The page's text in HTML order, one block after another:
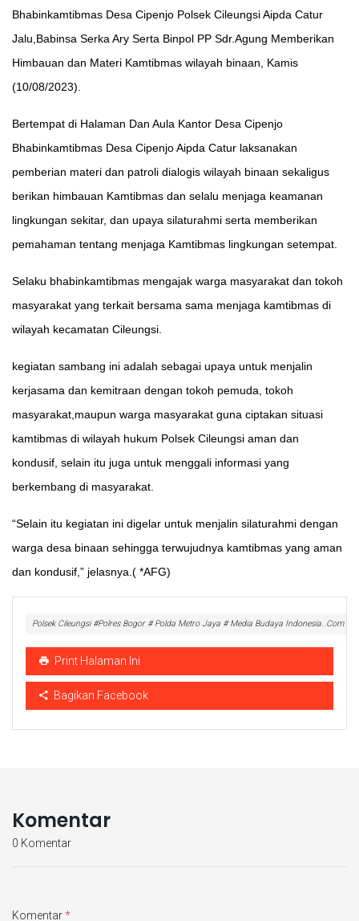
Bhabinkamtibmas Desa Cipenjo Polsek Cileungsi Aipda Catur
Jalu,Babinsa Serka Ary Serta Binpol PP Sdr.Agung Memberikan
Himbauan dan Materi Kamtibmas wilayah binaan, Kamis
(10/08/2023).
Bertempat di Halaman Dan Aula Kantor Desa Cipenjo
Bhabinkamtibmas Desa Cipenjo Aipda Catur laksanakan
pemberian materi dan patroli dialogis wilayah binaan sekaligus
berikan himbauan Kamtibmas dan selalu menjaga keamanan
lingkungan sekitar, dan upaya silaturahmi serta memberikan
pemahaman tentang menjaga Kamtibmas lingkungan setempat.
Selaku bhabinkamtibmas mengajak warga masyarakat dan tokoh
masyarakat yang terkait bersama sama menjaga kamtibmas di
wilayah kecamatan Cileungsi.
kegiatan sambang ini adalah sebagai upaya untuk menjalin
kerjasama dan kemitraan dengan tokoh pemuda, tokoh
masyarakat,maupun warga masyarakat guna ciptakan situasi
kamtibmas di wilayah hukum Polsek Cileungsi aman dan
kondusif, selain itu juga untuk menggali informasi yang
berkembang di masyarakat.
“Selain itu kegiatan ini digelar untuk menjalin silaturahmi dengan
warga desa binaan sehingga terwujudnya kamtibmas yang aman
dan kondusif,” jelasnya.( *AFG)
Polsek Cileungsi #Polres Bogor # Polda Metro Jaya # Media Budaya Indonesia..Com
Print Halaman Ini
Bagikan Facebook
Komentar
0 Komentar
Komentar*